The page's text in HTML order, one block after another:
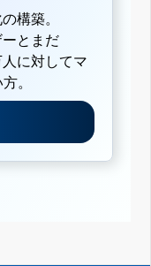
構築。
とまだ
に対してマ
。